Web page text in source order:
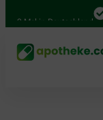
Mal in Deutschland